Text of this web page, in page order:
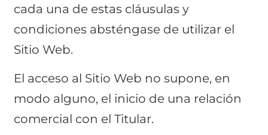
cada una de estas cláusulas y
condiciones absténgase de utilizar el
Sitio Web.
El acceso al Sitio Web no supone, en
modo alguno, el inicio de una relación
comercial con el Titular.